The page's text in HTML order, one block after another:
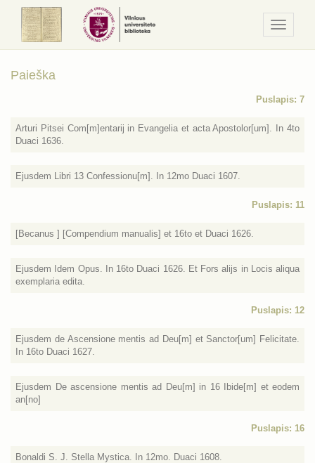
/
Meniu
Paieška
Puslapis: 7
Arturi Pitsei Com[m]entarij in Evangelia et acta Apostolor[um]. In 4to
Duaci 1636.
Ejusdem Libri 13 Confessionu[m]. In 12mo Duaci 1607.
Puslapis: 11
[Becanus ] [Compendium manualis] et 16to et Duaci 1626.
Ejusdem Idem Opus. In 16to Duaci 1626. Et Fors alijs in Locis aliqua
exemplaria edita.
Puslapis: 12
Ejusdem de Ascensione mentis ad Deu[m] et Sanctor[um] Felicitate.
In 16to Duaci 1627.
Ejusdem De ascensione mentis ad Deu[m] in 16 Ibide[m] et eodem
an[no]
Puslapis: 16
Bonaldi S. J. Stella Mystica. In 12mo. Duaci 1608.